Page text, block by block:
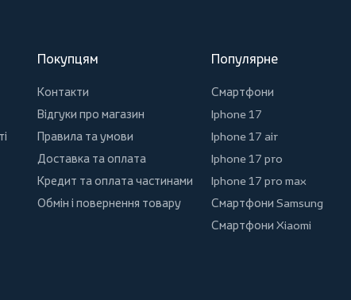
Покупцям
Контакти
Відгуки про магазин
Правила та умови
Доставка та оплата
Кредит та оплата частинами
Обмін і повернення товару
Популярне
Смартфони
Iphone 17
Iphone 17 air
Iphone 17 pro
Iphone 17 pro max
Смартфони Samsung
Смартфони Xiaomi